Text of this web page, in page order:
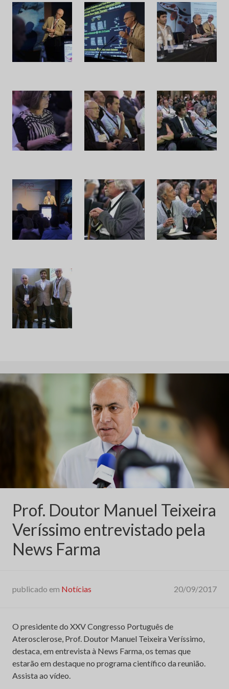
Prof. Doutor Manuel Teixeira
Veríssimo entrevistado pela
News Farma
publicado em Notícias 20/09/2017
O presidente do XXV Congresso Português de
Aterosclerose, Prof. Doutor Manuel Teixeira Veríssimo,
destaca, em entrevista à News Farma, os temas que
estarão em destaque no programa científico da reunião.
Assista ao vídeo.